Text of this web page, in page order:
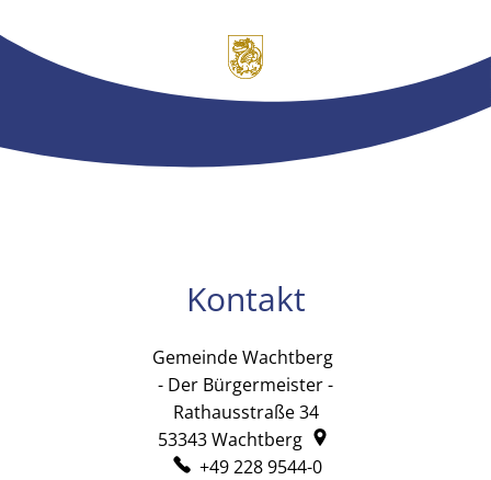
Kontakt
Gemeinde Wachtberg
- Der Bürgermeister -
Rathausstraße 34
53343Wachtberg
+49 228 9544-0